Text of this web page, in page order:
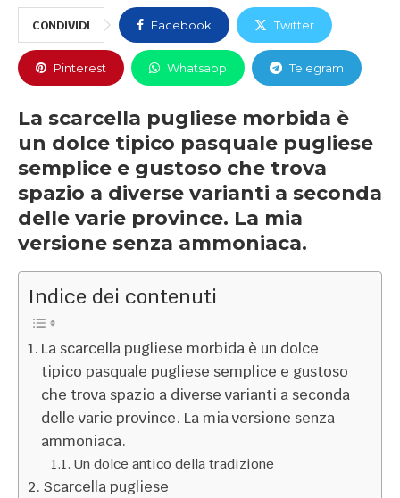
CONDIVIDI Facebook Twitter
Pinterest Whatsapp Telegram
La scarcella pugliese morbida è
un dolce tipico pasquale pugliese
semplice e gustoso che trova
spazio a diverse varianti a seconda
delle varie province. La mia
versione senza ammoniaca.
Indice dei contenuti
La scarcella pugliese morbida è un dolce
tipico pasquale pugliese semplice e gustoso
che trova spazio a diverse varianti a seconda
delle varie province. La mia versione senza
ammoniaca.
Un dolce antico della tradizione
Scarcella pugliese